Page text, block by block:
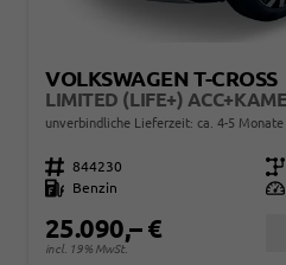
VOLKSWAGEN T-CROSS
unverbindliche Lieferzeit: ca. 4-5 Monate
Fahrzeugnr. 844230 Getriebe
Kraftstoff
Benzin Leistung
25.090,– €
incl. 19% MwSt.